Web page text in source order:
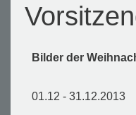
Bilder der
01.12 - 31.12.2013